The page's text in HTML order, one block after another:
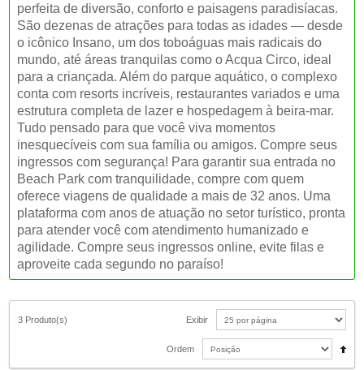
perfeita de diversão, conforto e paisagens paradisíacas.
São dezenas de atrações para todas as idades — desde
o icônico Insano, um dos toboáguas mais radicais do
mundo, até áreas tranquilas como o Acqua Circo, ideal
para a criançada. Além do parque aquático, o complexo
conta com resorts incríveis, restaurantes variados e uma
estrutura completa de lazer e hospedagem à beira-mar.
Tudo pensado para que você viva momentos
inesquecíveis com sua família ou amigos. Compre seus
ingressos com segurança! Para garantir sua entrada no
Beach Park com tranquilidade, compre com quem
oferece viagens de qualidade a mais de 32 anos. Uma
plataforma com anos de atuação no setor turístico, pronta
para atender você com atendimento humanizado e
agilidade. Compre seus ingressos online, evite filas e
aproveite cada segundo no paraíso!
3 Produto(s) Exibir
Ordem